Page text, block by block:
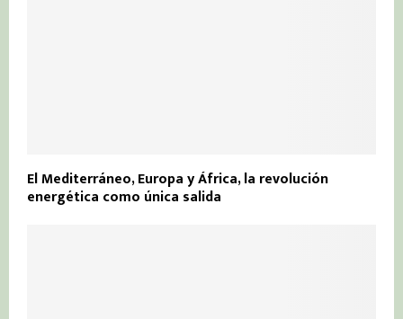
El Mediterráneo, Europa y África, la revolución
energética como única salida